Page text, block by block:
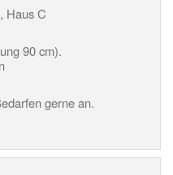
Haus C
90 cm).
gerne an.